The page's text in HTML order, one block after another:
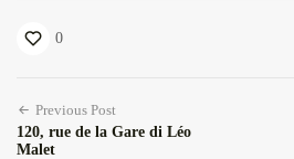
0
Previous Post
120, rue de la Gare di Léo
Malet